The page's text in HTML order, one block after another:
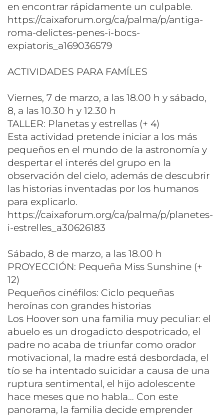
en encontrar rápidamente un culpable.
https://caixaforum.org/ca/palma/p/antiga-
roma-delictes-penes-i-bocs-
expiatoris_a169036579
ACTIVIDADES PARA FAMÍLES
Viernes, 7 de marzo, a las 18.00 h y sábado,
8, a las 10.30 h y 12.30 h
TALLER: Planetas y estrellas (+ 4)
Esta actividad pretende iniciar a los más
pequeños en el mundo de la astronomía y
despertar el interés del grupo en la
observación del cielo, además de descubrir
las historias inventadas por los humanos
para explicarlo.
https://caixaforum.org/ca/palma/p/planetes-
i-estrelles_a30626183
Sábado, 8 de marzo, a las 18.00 h
PROYECCIÓN: Pequeña Miss Sunshine (+
12)
Pequeños cinéfilos: Ciclo pequeñas
heroínas con grandes historias
Los Hoover son una familia muy peculiar: el
abuelo es un drogadicto despotricado, el
padre no acaba de triunfar como orador
motivacional, la madre está desbordada, el
tío se ha intentado suicidar a causa de una
ruptura sentimental, el hijo adolescente
hace meses que no habla… Con este
panorama, la familia decide emprender